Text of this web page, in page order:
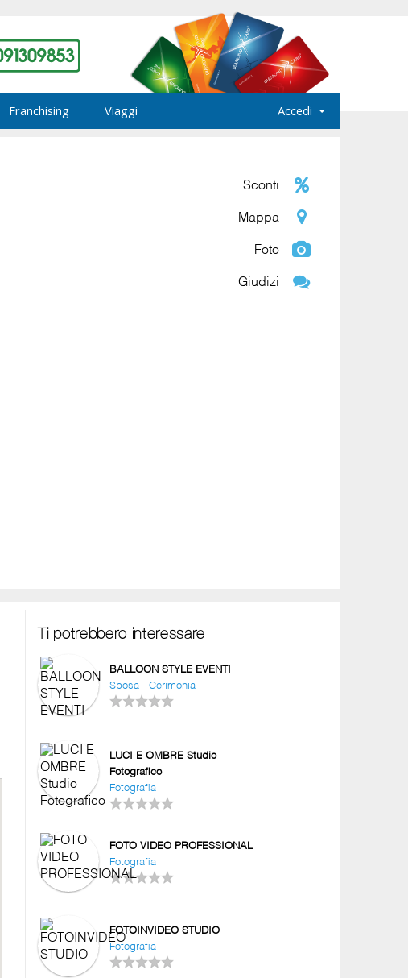
Franchising Viaggi Accedi
Sconti
Mappa
Foto
Giudizi
Ti potrebbero interessare
BALLOON STYLE EVENTI
Sposa - Cerimonia
LUCI E OMBRE Studio
Fotografico
Fotografia
FOTO VIDEO PROFESSIONAL
Fotografia
FOTOINVIDEO STUDIO
Fotografia